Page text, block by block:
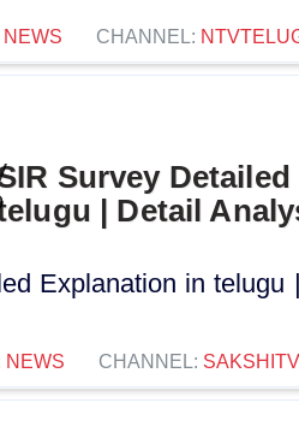
NEWS CHANNEL:
Survey
| Detail
Explanation in
NEWS CHANNEL: SAKSHITV